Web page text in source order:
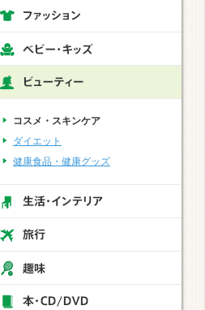
コスメ・スキンケア
ダイエット
健康食品・健康グッズ